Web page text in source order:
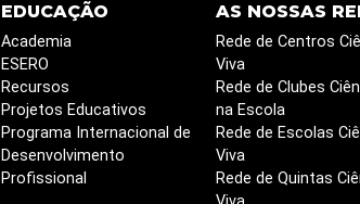
EDUCAÇÃO
Academia
ESERO
Recursos
Projetos Educativos
Programa Internacional de
Desenvolvimento
Profissional
AS NOSSAS
Rede de Centros
Viva
Rede de Clubes
na Escola
Rede de Escolas
Viva
Rede de Quintas